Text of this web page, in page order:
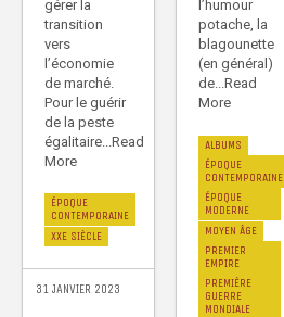
gérer la
transition
vers
l’économie
de marché.
Pour le guérir
de la peste
égalitaire...Read
More
ÉPOQUE
CONTEMPORAINE
XXE SIÈCLE
31 JANVIER 2023
l’humour
potache, la
blagounette
(en général)
de...Read
More
ALBUMS
ÉPOQUE
CONTEMPORAINE
ÉPOQUE
MODERNE
MOYEN ÂGE
PREMIER
EMPIRE
PREMIÈRE
GUERRE
MONDIALE